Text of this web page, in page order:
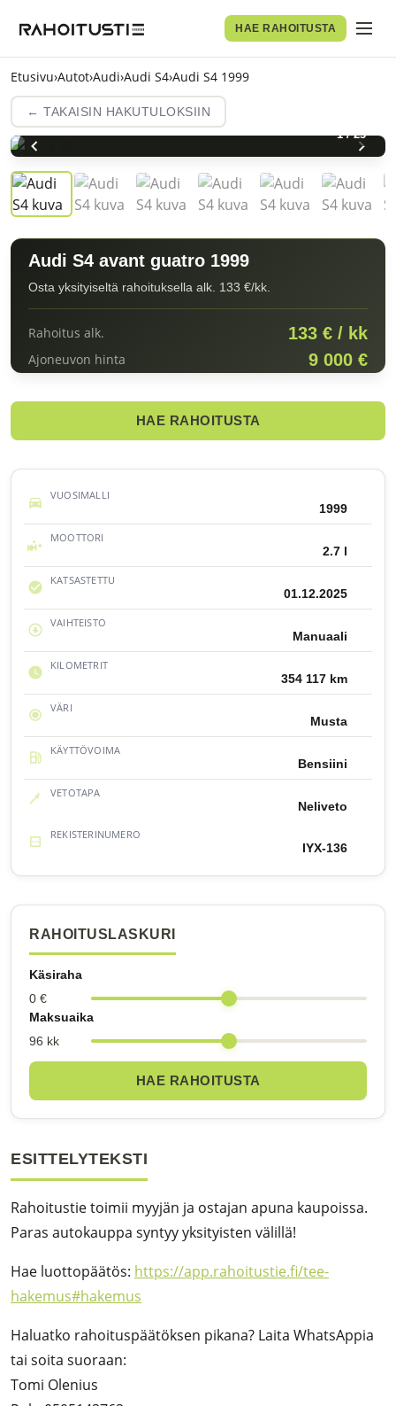
HAE RAHOITUSTA
Etusivu›Autot›Audi›Audi S4›Audi S4 1999
← TAKAISIN HAKUTULOKSIIN
1/23
Audi S4 avant guatro 1999
Osta yksityiseltä rahoituksella alk. 133 €/kk.
Rahoitus alk. 133 € / kk
Ajoneuvon hinta 9 000 €
HAE RAHOITUSTA
VUOSIMALLI
1999
MOOTTORI
2.7 l
KATSASTETTU
01.12.2025
VAIHTEISTO
Manuaali
KILOMETRIT
354 117 km
VÄRI
Musta
KÄYTTÖVOIMA
Bensiini
VETOTAPA
Neliveto
REKISTERINUMERO
IYX-136
RAHOITUSLASKURI
Käsiraha
0 €
Maksuaika
96 kk
HAE RAHOITUSTA
ESITTELYTEKSTI
Rahoitustie toimii myyjän ja ostajan apuna kaupoissa.
Paras autokauppa syntyy yksityisten välillä!
Hae luottopäätös: https://app.rahoitustie.fi/tee-
hakemus#hakemus
Haluatko rahoituspäätöksen pikana? Laita WhatsAppia
tai soita suoraan:
Tomi Olenius